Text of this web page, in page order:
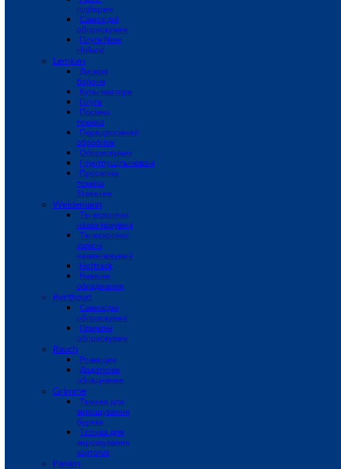
підбирачі
Самохідні
обприскувачі
Плуги New
Holland
Lemken
Дискові
борони
Культиватори
Плуги
Посівна
техніка
Передпосівний
обробіток
Обприскувачі
Грунтоущільнювачі
Просапна
техніка
Steketee
Weidemann
Телескопічні
навантажувачі
Телескопічні
колісні
навантажувачі
Hoftrack
Навісне
обладнання
Berthoud
Самохідні
обприскувачі
Причіпні
обприскувачі
Rauch
Розкидачі
Додаткове
обладнання
Grimme
Техніка для
вирощування
буряка
Техніка для
вирощування
картоплі
Panien